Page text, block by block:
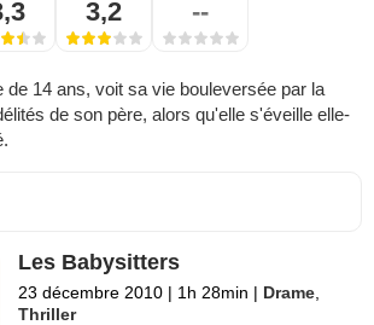
3,2 --
de 14 ans, voit sa vie bouleversée par la
de son père, alors qu'elle s'éveille elle-
Les Babysitters
23 décembre 2010 | 1h 28min | Drame
Thriller